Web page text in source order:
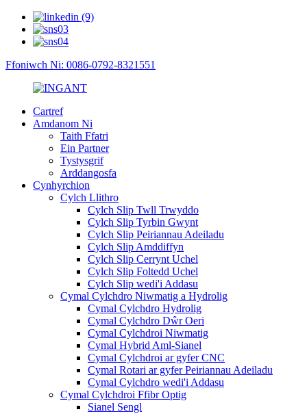
Ffoniwch Ni: 0086-0792-8321551
Cartref
Amdanom Ni
Taith Ffatri
Ein Partner
Tystysgrif
Arddangosfa
Cynhyrchion
Cylch Llithro
Cylch Slip Twll Trwyddo
Cylch Slip Tyrbin Gwynt
Cylch Slip Peiriannau Adeiladu
Cylch Slip Amddiffyn
Cylch Slip Cerrynt Uchel
Cylch Slip Foltedd Uchel
Cylch Slip wedi'i Addasu
Cymal Cylchdro Niwmatig a Hydrolig
Cymal Cylchdro Hydrolig
Cymal Cylchdro Dŵr Oeri
Cymal Cylchdroi Niwmatig
Cymal Hybrid Aml-Sianel
Cymal Cylchdroi ar gyfer CNC
Cymal Rotari ar gyfer Peiriannau Adeiladu
Cymal Cylchdro wedi'i Addasu
Cymal Cylchdroi Ffibr Optig
Sianel Sengl